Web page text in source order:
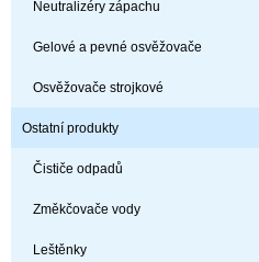
Neutralizéry zápachu
Gelové a pevné osvěžovače
Osvěžovače strojkové
Ostatní produkty
Čističe odpadů
Změkčovače vody
Leštěnky